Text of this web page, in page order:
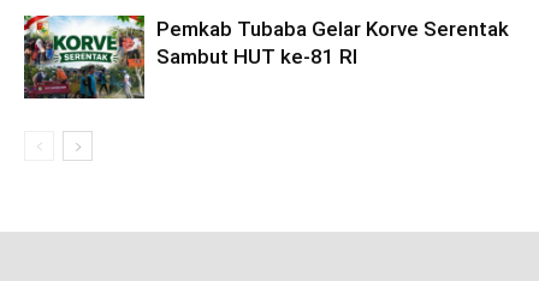
Pemkab Tubaba Gelar Korve Serentak
Sambut HUT ke-81 RI